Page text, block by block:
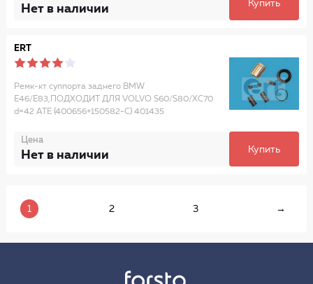
Нет в наличии Купить
ERT
Ремк-кт суппорта заднего BMW
E46/E83,ПОДХОДИТ ДЛЯ VOLVO S60/S80/XC70
d=42 ATE (400656+150582-C) 401435
Цена
Нет в наличии Купить
1 2 3 →